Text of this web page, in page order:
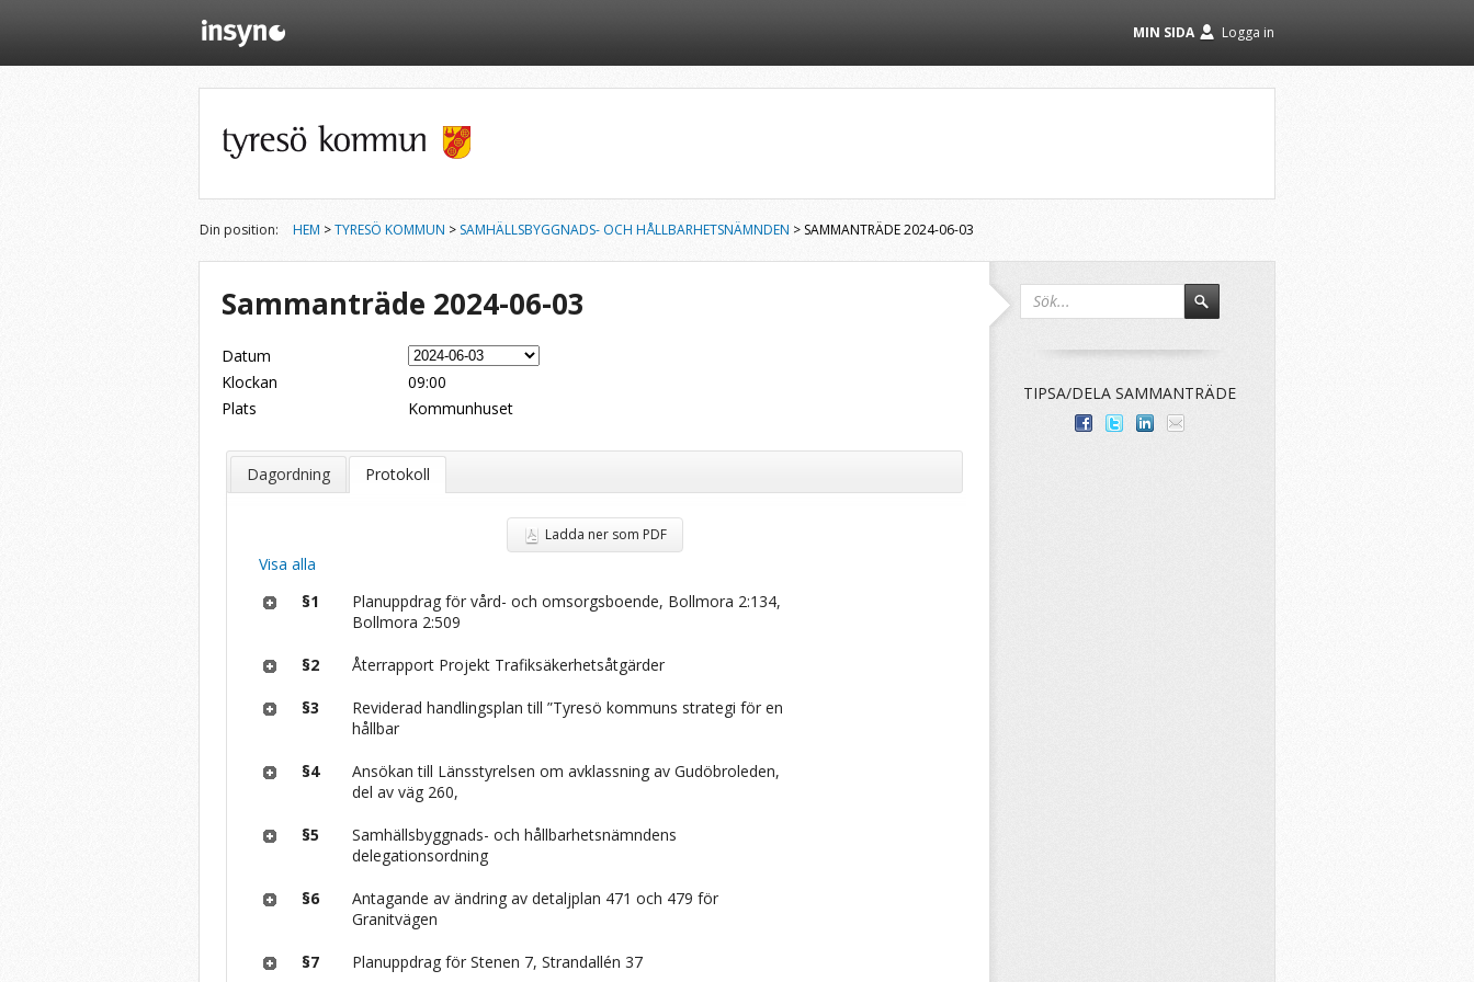
Logga in
MIN SIDA
Din position: HEM >TYRESÖ KOMMUN > SAMHÄLLSBYGGNADS- OCH HÅLLBARHETSNÄMNDEN > SAMMANTRÄDE 2024-06-03
Sammanträde 2024-06-03
Datum
Klockan
09:00
Plats
Kommunhuset
Dagordning Protokoll
Ladda ner som PDF
Visa alla
§1
Planuppdrag för vård- och omsorgsboende, Bollmora 2:134,
Bollmora 2:509
§2 Återrapport Projekt Trafiksäkerhetsåtgärder
§3
Reviderad handlingsplan till ”Tyresö kommuns strategi för en
hållbar
§4
Ansökan till Länsstyrelsen om avklassning av Gudöbroleden,
del av väg 260,
§5
Samhällsbyggnads- och hållbarhetsnämndens
delegationsordning
§6
Antagande av ändring av detaljplan 471 och 479 för
Granitvägen
§7 Planuppdrag för Stenen 7, Strandallén 37
TIPSA/DELA SAMMANTRÄDE